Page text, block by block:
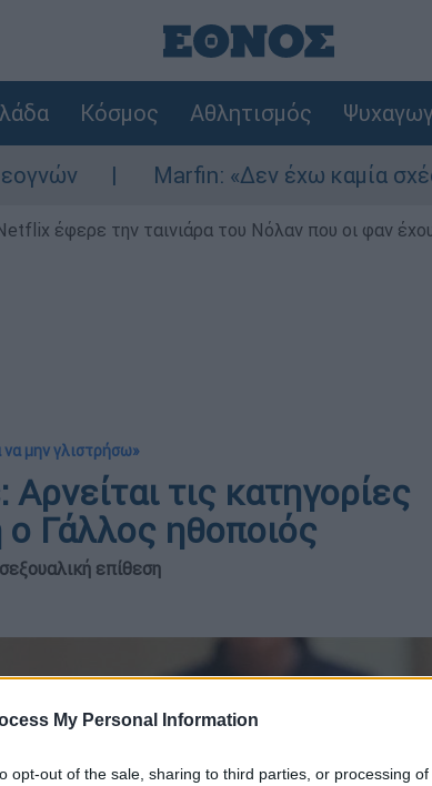
My Personal Information
opt-out of the sale, sharing to third parties, or processing
Κόσμος Αθλητισμός
Marfin: «Δεν έχω καμία σχέση
έφερε την ταινιάρα του Νόλαν που οι φαν
μην γλιστρήσω»
τις κατηγορίες
ο Γάλλος ηθοποιός
επίθεση